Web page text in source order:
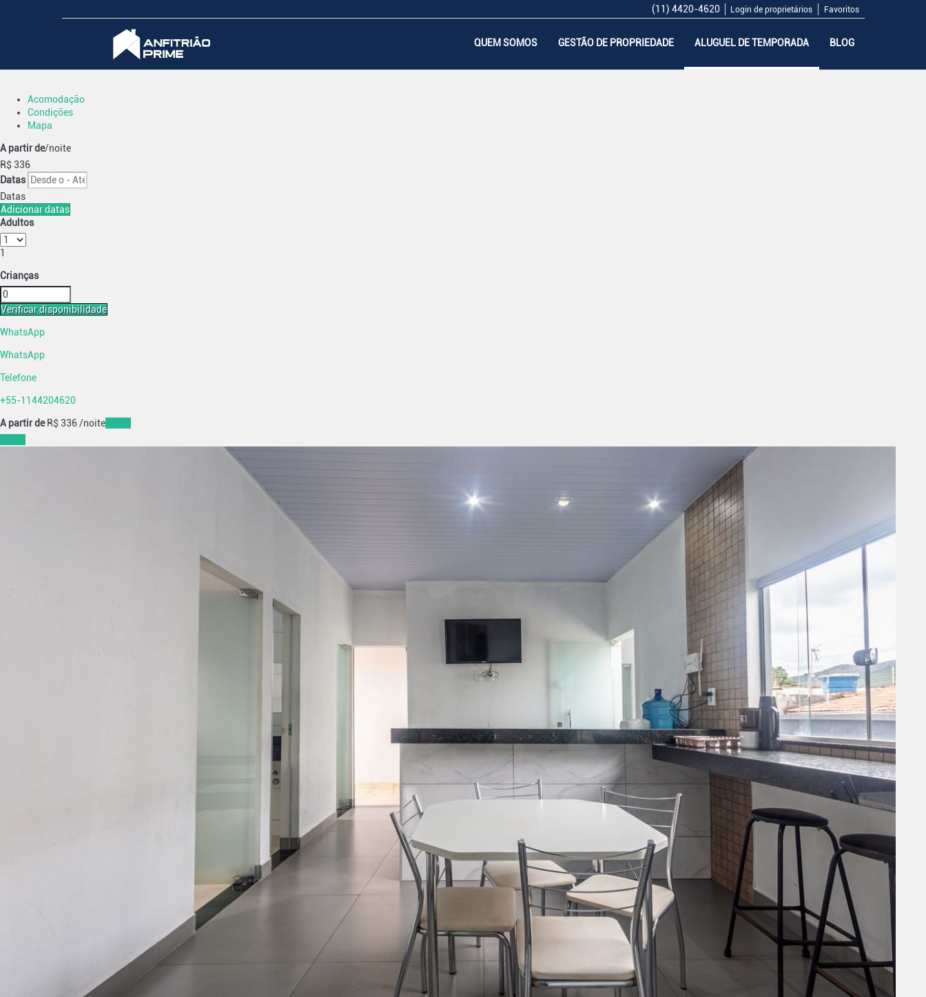
Favoritos
Login de proprietários
(11) 4420-4620
QUEM SOMOS GESTÃO DE PROPRIEDADE ALUGUEL DE TEMPORADA BLOG
Acomodação
Condições
Mapa
A partir de/noite
R$ 336
Datas
Datas
Adicionar datas
Adultos
1
Crianças
Verificar disponibilidade
WhatsApp
WhatsApp
Telefone
+55-1144204620
A partir deR$ 336/noite